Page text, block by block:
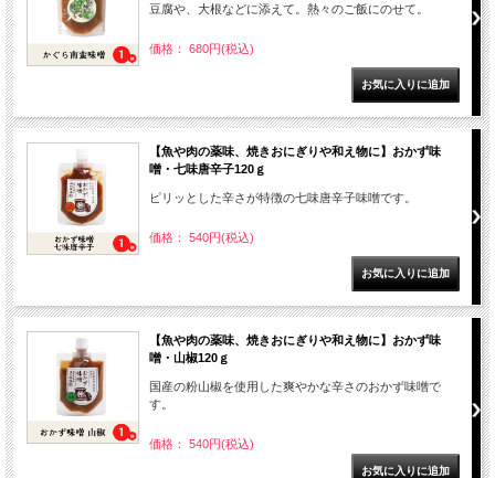
豆腐や、大根などに添えて。熱々のご飯にのせて。
価格： 680円(税込)
【魚や肉の薬味、焼きおにぎりや和え物に】おかず味
噌・七味唐辛子120ｇ
ピリッとした辛さが特徴の七味唐辛子味噌です。
価格： 540円(税込)
【魚や肉の薬味、焼きおにぎりや和え物に】おかず味
噌・山椒120ｇ
国産の粉山椒を使用した爽やかな辛さのおかず味噌で
す。
価格： 540円(税込)